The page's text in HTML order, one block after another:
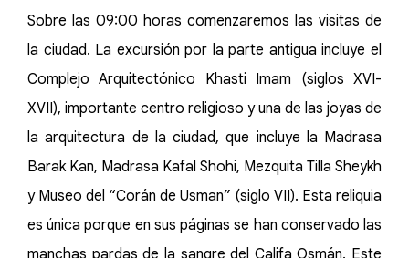
Sobre las 09:00 horas comenzaremos las visitas de
la ciudad. La excursión por la parte antigua incluye el
Complejo Arquitectónico Khasti Imam (siglos XVI-
XVII), importante centro religioso y una de las joyas de
la arquitectura de la ciudad, que incluye la Madrasa
Barak Kan, Madrasa Kafal Shohi, Mezquita Tilla Sheykh
y Museo del “Corán de Usman” (siglo VII). Esta reliquia
es única porque en sus páginas se han conservado las
manchas pardas de la sangre del Califa Osmán. Este